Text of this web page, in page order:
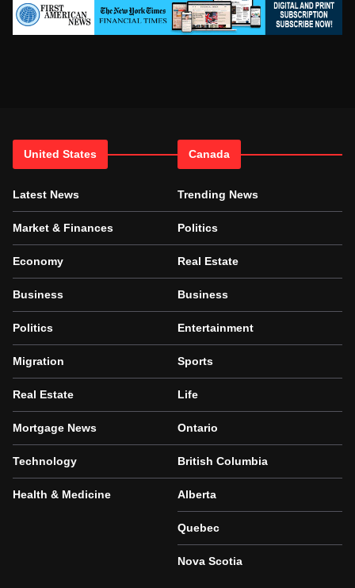
United States
Latest News
Market & Finances
Economy
Business
Politics
Migration
Real Estate
Mortgage News
Technology
Health & Medicine
Canada
Trending News
Politics
Real Estate
Business
Entertainment
Sports
Life
Ontario
British Columbia
Alberta
Quebec
Nova Scotia